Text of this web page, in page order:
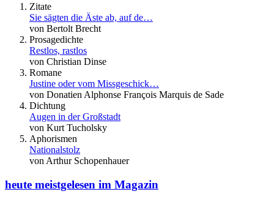
Zitate
Sie sägten die Äste ab, auf de…
von Bertolt Brecht
Prosagedichte
Restlos, rastlos
von Christian Dinse
Romane
Justine oder vom Missgeschick…
von Donatien Alphonse François Marquis de Sade
Dichtung
Augen in der Großstadt
von Kurt Tucholsky
Aphorismen
Nationalstolz
von Arthur Schopenhauer
heute meistgelesen im Magazin